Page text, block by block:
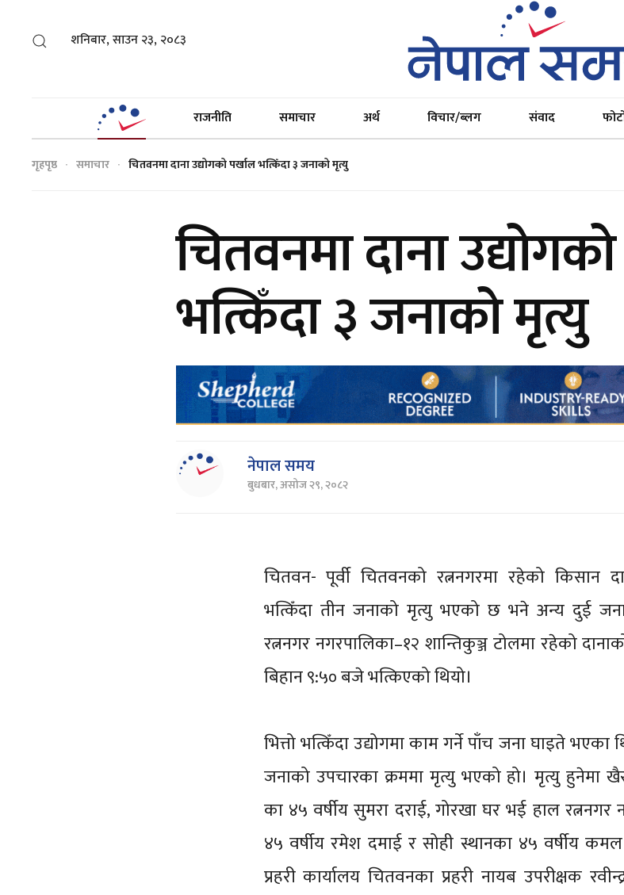
शनिबार, साउन २३, २०८३
राजनीति समाचार अर्थ विचार/ब्लग संवाद
गृहपृष्ठ समाचार चितवनमा दाना उद्योगको पर्खाल भत्किँदा ३ जनाको मृत्यु
चितवनमा दाना
भत्किँदा ३ जनाको मृत्यु
नेपाल समय
बुधबार, असोज २९, २०८२
चितवन- पूर्वी चितवनको रत्ननगरमा रहेको किसान
भत्किँदा तीन जनाको मृत्यु भएको छ भने अन्य दुई
रत्ननगर नगरपालिका–१२ शान्तिकुञ्ज टोलमा रहेको
बिहान ९:५० बजे भत्किएको थियो।
भित्तो भत्किँदा उद्योगमा काम गर्ने पाँच जना घाइते
जनाको उपचारका क्रममा मृत्यु भएको हो। मृत्यु हुनेमा
का ४५ वर्षीय सुमरा दराई, गोरखा घर भई हाल रत्ननगर
४५ वर्षीय रमेश दमाई र सोही स्थानका ४५ वर्षीय
प्रहरी कार्यालय चितवनका प्रहरी नायब उपरीक्षक